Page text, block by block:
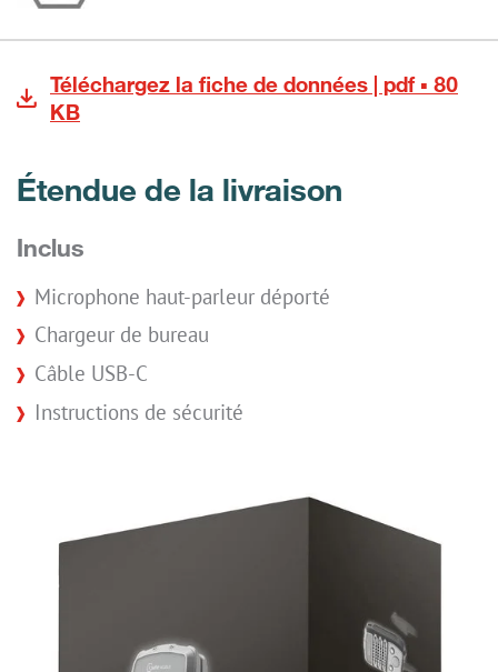
Téléchargez la fiche de données | pdf ▪ 80
KB
Étendue de la livraison
Inclus
Microphone haut-parleur déporté
Chargeur de bureau
Câble USB-C
Instructions de sécurité